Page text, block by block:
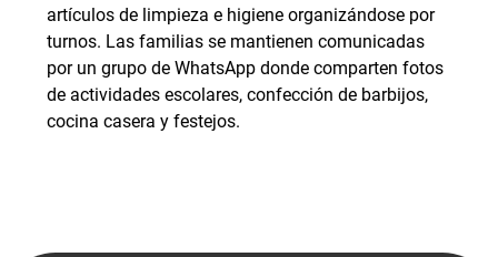
artículos de limpieza e higiene organizándose por
turnos. Las familias se mantienen comunicadas
por un grupo de WhatsApp donde comparten fotos
de actividades escolares, confección de barbijos,
cocina casera y festejos.